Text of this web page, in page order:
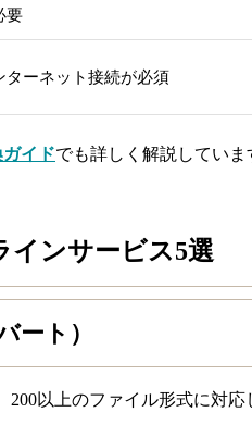
要
ターネット接続が必須
イドでも詳しく解説していま
インサービス5選
ート）
200以上のファイル形式に対